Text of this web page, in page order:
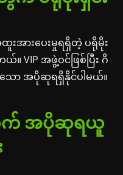
းအားပေးမှုရရှိတဲ့ ပရိုမိုး
။ VIP အဖွဲ့ဝင်ဖြစ်ပြီး ဂိ
သော အပိုဆုရရှိနိုင်ပါမယ်။
က် အပိုဆုရယူ